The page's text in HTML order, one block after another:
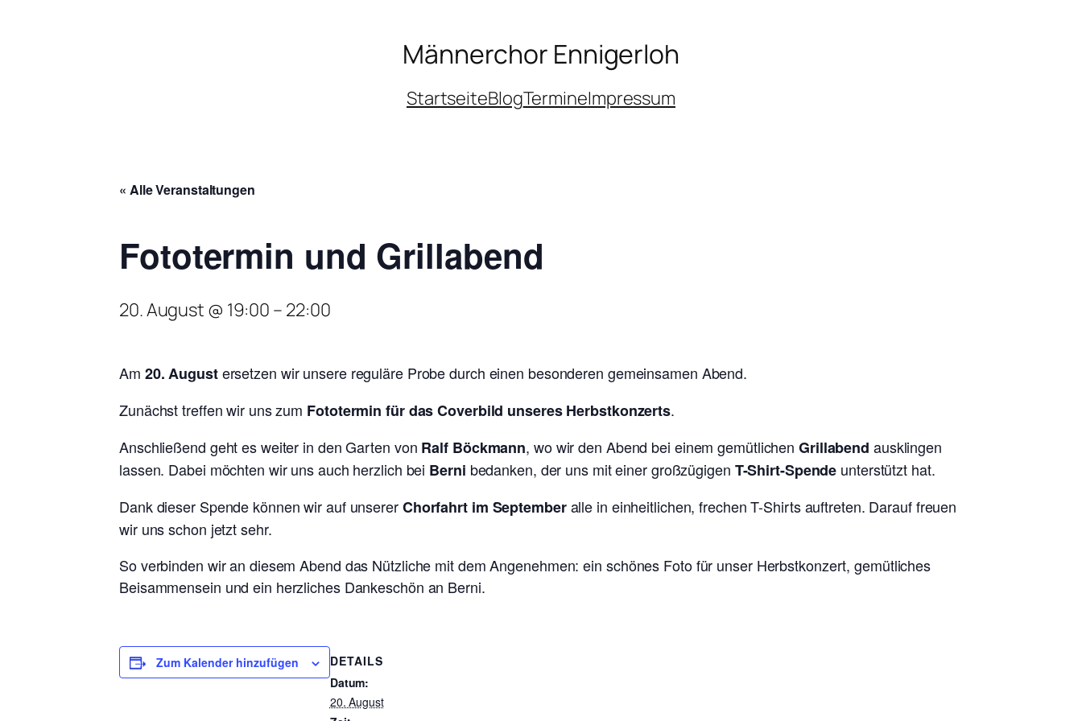
Männerchor Ennigerloh
StartseiteBlogTermineImpressum
« Alle Veranstaltungen
Fototermin und Grillabend
20. August @ 19:00 – 22:00
Am 20. Augustersetzen wir unsere reguläre Probe durch einen besonderen gemeinsamen Abend.
Zunächst treffen wir uns zum Fototermin für das Coverbild unseres Herbstkonzerts.
Anschließend geht es weiter in den Garten von Ralf Böckmann, wo wir den Abend bei einem gemütlichenGrillabend ausklingen
lassen. Dabei möchten wir uns auch herzlich bei Berni bedanken, der uns mit einer großzügigen T-Shirt-Spende unterstützt hat.
Dank dieser Spende können wir auf unsererChorfahrt im Septemberalle in einheitlichen, frechen T-Shirts auftreten. Darauf freuen
wir uns schon jetzt sehr.
So verbinden wir an diesem Abend das Nützliche mit dem Angenehmen: ein schönes Foto für unser Herbstkonzert, gemütliches
Beisammensein und ein herzliches Dankeschön an Berni.
Zum Kalender hinzufügen
DETAILS
Datum:
20. August